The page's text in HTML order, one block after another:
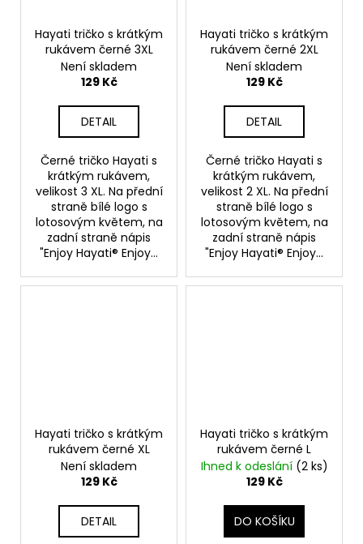
Hayati tričko s krátkým
rukávem černé 3XL
Není skladem
129 Kč
DETAIL
Černé tričko Hayati s
krátkým rukávem,
velikost 3 XL. Na přední
straně bílé logo s
lotosovým květem, na
zadní straně nápis
"Enjoy Hayati® Enjoy...
Hayati tričko s krátkým
rukávem černé 2XL
Není skladem
129 Kč
DETAIL
Černé tričko Hayati s
krátkým rukávem,
velikost 2 XL. Na přední
straně bílé logo s
lotosovým květem, na
zadní straně nápis
"Enjoy Hayati® Enjoy...
Hayati tričko s krátkým
rukávem černé XL
Není skladem
129 Kč
DETAIL
Hayati tričko s krátkým
rukávem černé L
Ihned k odeslání (2 ks)
129 Kč
DO KOŠÍKU